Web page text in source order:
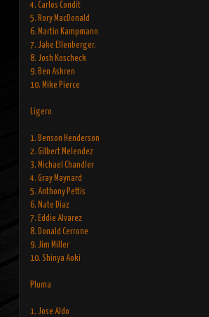
4. Carlos Condit
5. Rory MacDonald
6. Martin Kampmann
7. Jake Ellenberger.
8. Josh Koscheck
9. Ben Askren
10. Mike Pierce
Ligero
1. Benson Henderson
2. Gilbert Melendez
3. Michael Chandler
4. Gray Maynard
5. Anthony Pettis
6. Nate Diaz
7. Eddie Alvarez
8. Donald Cerrone
9. Jim Miller
10. Shinya Aoki
Pluma
1. Jose Aldo